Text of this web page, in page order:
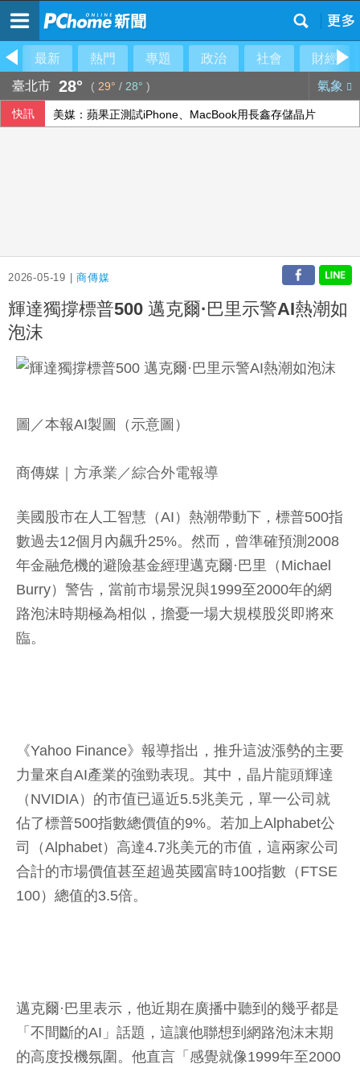
最新 熱門 專題 政治 社會
財經
臺北市 28° ( 29° / 28° ) 氣象
快訊 美媒：蘋果正測試iPhone、MacBook用長鑫存儲晶片
2026-05-19 |商傳媒
輝達獨撐標普500 邁克爾·巴里示警AI熱潮如
泡沫
圖／本報AI製圖（示意圖）
商傳媒 ｜方承業／綜合外電報導
美國股市在人工智慧（AI）熱潮帶動下，標普500指
數過去12個月內飆升25%。然而，曾準確預測2008
年金融危機的避險基金經理邁克爾·巴里（Michael
Burry）警告，當前市場景況與1999至2000年的網
路泡沫時期極為相似，擔憂一場大規模股災即將來
臨。
《Yahoo Finance》報導指出，推升這波漲勢的主要
力量來自AI產業的強勁表現。其中，晶片龍頭輝達
（NVIDIA）的市值已逼近5.5兆美元，單一公司就
佔了標普500指數總價值的9%。若加上Alphabet公
司（Alphabet）高達4.7兆美元的市值，這兩家公司
合計的市場價值甚至超過英國富時100指數（FTSE
100）總值的3.5倍。
邁克爾·巴里表示，他近期在廣播中聽到的幾乎都是
「不間斷的AI」話題，這讓他聯想到網路泡沫末期
的高度投機氛圍。他直言「感覺就像1999年至2000